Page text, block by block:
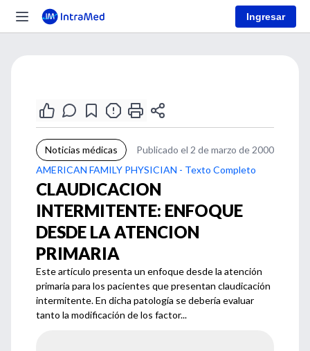
Ingresar
Noticias médicas
Publicado el 2 de marzo de 2000
AMERICAN FAMILY PHYSICIAN - Texto Completo
CLAUDICACION
INTERMITENTE: ENFOQUE
DESDE LA ATENCION
PRIMARIA
Este artículo presenta un enfoque desde la atención
primaria para los pacientes que presentan claudicación
intermitente. En dicha patología se debería evaluar
tanto la modificación de los factor...